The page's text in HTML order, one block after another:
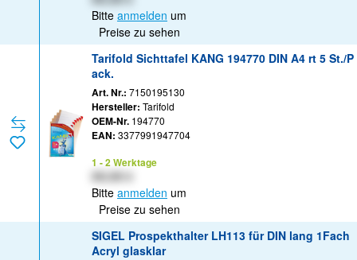
Bitte anmelden um
Preise zu sehen
Tarifold Sichttafel KANG 194770 DIN A4 rt 5 St./P
ack.
Art. Nr.: 7150195130
Hersteller: Tarifold
OEM-Nr. 194770
EAN: 3377991947704
1 - 2 Werktage
Bitte anmelden um
Preise zu sehen
SIGEL Prospekthalter LH113 für DIN lang 1Fach
Acryl glasklar